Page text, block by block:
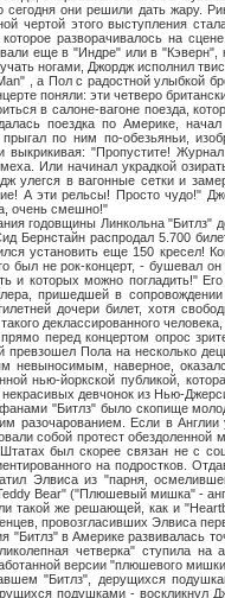
сегодня они решили дать жару.
чертой этого выступления
разворачивалось на
еще в "Индре" или в "Кэверн",
ногами, Джордж исполнил
, а Пол с радостной улыбкой
поняли: эти четверо
салоне-вагоне поезда,
поездка по Америке,
по ним по-обезьяньи,
выкрикивая: "Пропустите!
Или начинал украдкой
улегся в вагонные сетки и
А эти рельсы! Просто чудо!"
очень смешно!"
Линкольна "Битлз"
Бернстайн распродал 5.700
установить еще 150 кресел!
был не рок-концерт, - бушевал
и которых можно погладить!"
пришедшей в
дочери билет, хотя
деклассированного
прямо перед концертом опрос
превзошел Пола на несколько
наверное,
нью-йоркской публикой,
девчонок из Нью-
"Битлз" было скопище
разочарованием. Если в
собой протест
был скорее связан не с
на подростков.
Элвиса из "парня,
Bear" ("Плюшевый мишка" -
такой же решающей, как и
провозгласивших Элвиса
в Америке развивалась
четверка" ступила
версии "плюшевого
"Битлз", дерущихся
подушками - воскликнул